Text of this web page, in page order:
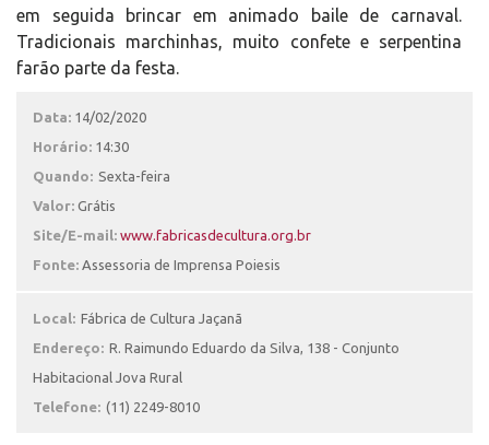
em seguida brincar em animado baile de carnaval.
Tradicionais marchinhas, muito confete e serpentina
farão parte da festa.
Data: 14/02/2020
Horário: 14:30
Quando: Sexta-feira
Valor: Grátis
Site/E-mail: www.fabricasdecultura.org.br
Fonte: Assessoria de Imprensa Poiesis
Local: Fábrica de Cultura Jaçanã
Endereço: R. Raimundo Eduardo da Silva, 138 - Conjunto
Habitacional Jova Rural
Telefone: (11) 2249-8010